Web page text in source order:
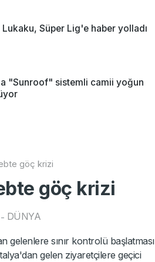
Lukaku, Süper Lig'e haber yolladı
"Sunroof" sistemli camii yoğun
göç krizi
göç krizi
- DÜNYA
gelenlere sınır kontrolü başlatması
gelen ziyaretçilere geçici